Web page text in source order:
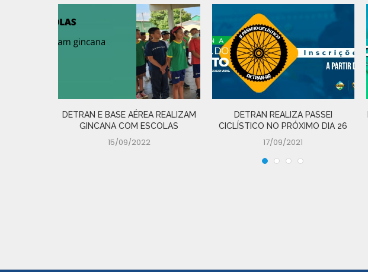
DETRAN E BASE AÉREA REALIZAM
GINCANA COM ESCOLAS
15/09/2022
DETRAN REALIZA PASSEI
CICLÍSTICO NO PRÓXIMO DIA 26
17/09/2021